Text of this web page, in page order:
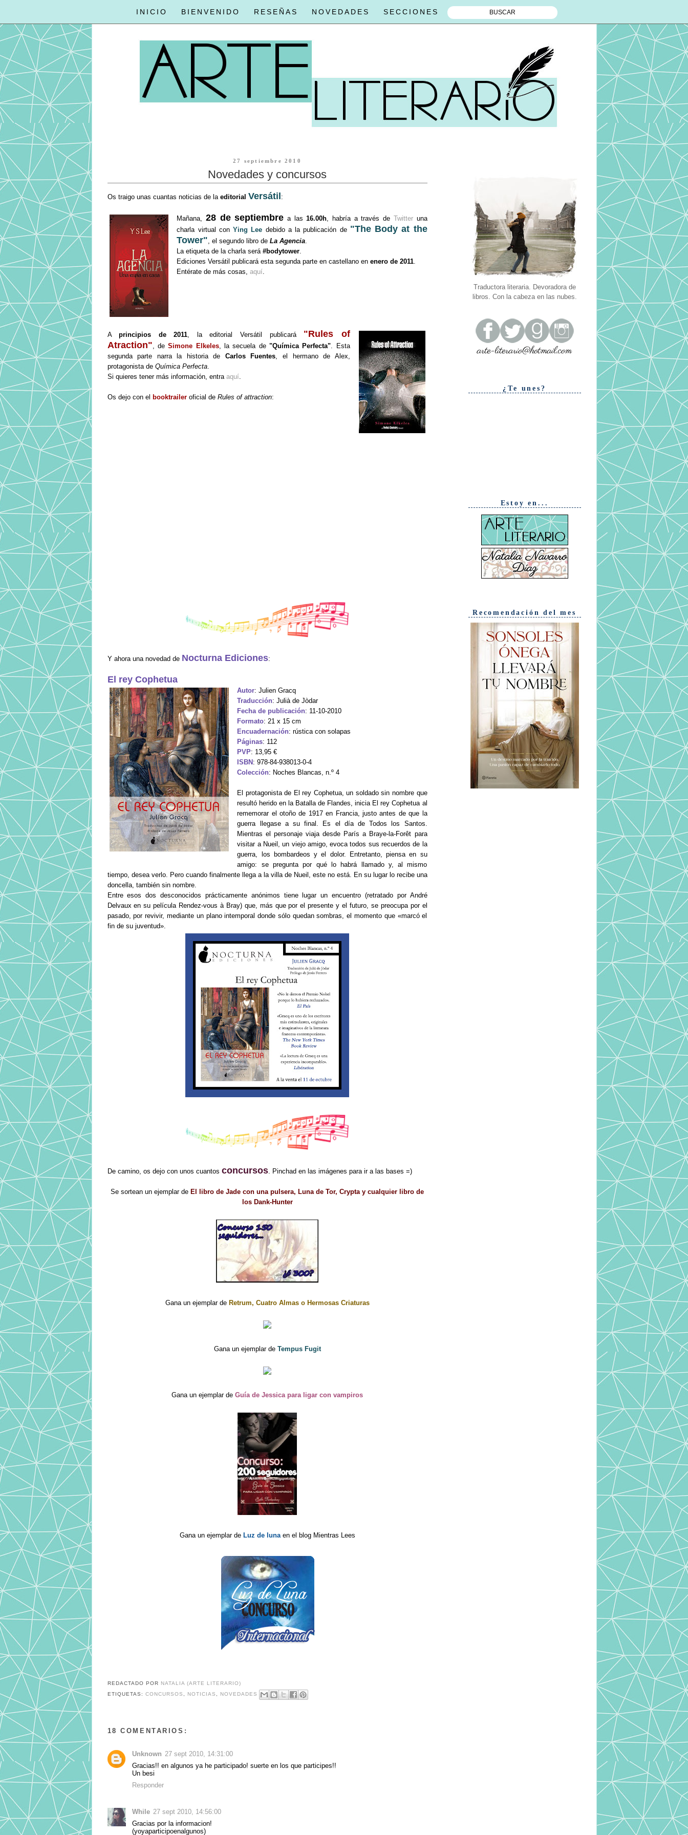
INICIO BIENVENIDO RESEÑAS NOVEDADES SECCIONES
27 septiembre 2010
Novedades y concursos
Os traigo unas cuantas noticias de laeditorial Versátil:
Mañana,28 de septiembre a las16.00h , habría a través de Twitter una
charla virtual conYing Lee debido a la publicación de "The Body at the
Tower" , el segundo libro deLa Agencia
La etiqueta de la charla será #bodytower
Ediciones Versátil publicará esta segunda parte en castellano enenero de 2011
Entérate de más cosas,aquí
Aprincipios de 2011 , la editorial Versátil publicará "Rules of
Atraction" , deSimone Elkeles, la secuela de "Química Perfecta" . Esta
segunda parte narra la historia de Carlos Fuentes , el hermano de Alex,
protagonista de Química Perfecta.
Si quieres tener más información, entra aquí.
Os dejo con el booktrailer oficial de Rules of attraction:
Y ahora una novedad de Nocturna Ediciones:
El rey Cophetua
Autor: Julien Gracq
Traducción: Julià de Jòdar
Fecha de publicación: 11-10-2010
Formato: 21 x 15 cm
Encuadernación: rústica con solapas
Páginas: 112
PVP: 13,95 €
ISBN : 978-84-938013-0-4
Colección: Noches Blancas, n.º 4
El protagonista de El rey Cophetua, un soldado sin nombre que
resultó herido en la Batalla de Flandes, inicia El rey Cophetua al
rememorar el otoño de 1917 en Francia, justo antes de que la
guerra llegase a su final. Es el día de Todos los Santos.
Mientras el personaje viaja desde París a Braye-la-Forêt para
visitar a Nueil, un viejo amigo, evoca todos sus recuerdos de la
guerra, los bombardeos y el dolor. Entretanto, piensa en su
amigo: se pregunta por qué lo habrá llamado y, al mismo
tiempo, desea verlo. Pero cuando finalmente llega a la villa de Nueil, este no está. En su lugar lo recibe una
doncella, también sin nombre.
Entre esos dos desconocidos prácticamente anónimos tiene lugar un encuentro (retratado por André
Delvaux en su película Rendez-vous à Bray) que, más que por el presente y el futuro, se preocupa por el
pasado, por revivir, mediante un plano intemporal donde sólo quedan sombras, el momento que «marcó el
fin de su juventud».
De camino, os dejo con unos cuantos concursos. Pinchad en las imágenes para ir a las bases =)
Se sortean un ejemplar de El libro de Jade con una pulsera, Luna de Tor, Crypta y cualquier libro de
los Dank-Hunter
Gana un ejemplar de Retrum, Cuatro Almas o Hermosas Criaturas
Gana un ejemplar de Tempus Fugit
Gana un ejemplar de Guía de Jessica para ligar con vampiros
Gana un ejemplar de Luz de lunaen el blog Mientras Lees
REDACTADO POR NATALIA (ARTE LITERARIO)
ETIQUETAS: CONCURSOS , NOTICIAS , NOVEDADES
18 COMENTARIOS:
Unknown 27 sept 2010, 14:31:00
Gracias!! en algunos ya he participado! suerte en los que participes!!
Un besi
Responder
While 27 sept 2010, 14:56:00
Gracias por la informacion!
(yoyaparticipoenalgunos)
Traductora literaria. Devoradora de
libros. Con la cabeza en las nubes.
¿Te unes?
Estoy en...
Recomendación del mes